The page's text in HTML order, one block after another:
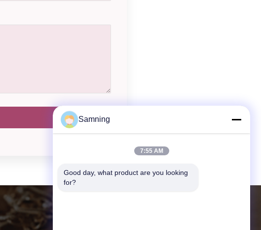
Samning
7:55 AM
Good day, what product are you looking
for?